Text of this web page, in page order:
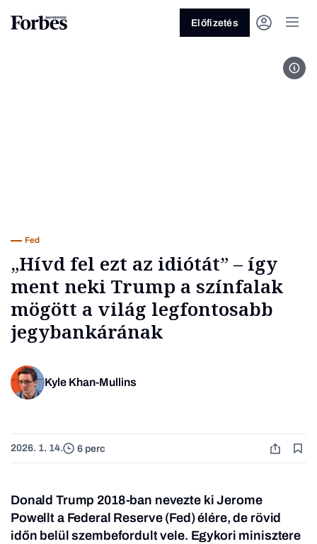
Előfizetés
Fed
„Hívd fel ezt az idiótát” – így
ment neki Trump a színfalak
mögött a világ legfontosabb
jegybankárának
Kyle Khan-Mullins
2026. 1. 14. 6 perc
Donald Trump 2018-ban nevezte ki Jerome
Powellt a Federal Reserve (Fed) élére, de rövid
időn belül szembefordult vele. Egykori minisztere